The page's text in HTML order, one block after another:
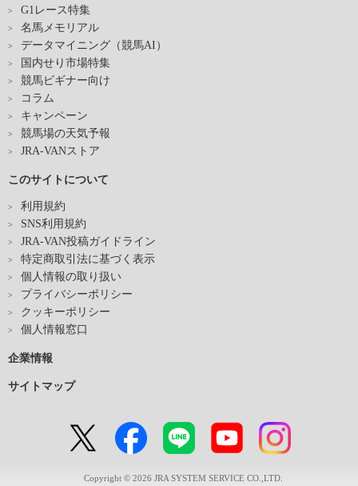
G1レース特集
名馬メモリアル
データマイニング（競馬AI）
国内せり市場特集
競馬ビギナー向け
コラム
キャンペーン
競馬場の天気予報
JRA-VANストア
このサイトについて
利用規約
SNS利用規約
JRA-VAN投稿ガイドライン
特定商取引法に基づく表示
個人情報の取り扱い
プライバシーポリシー
クッキーポリシー
個人情報窓口
企業情報
サイトマップ
Copyright © 2026 JRA SYSTEM SERVICE CO.,LTD.